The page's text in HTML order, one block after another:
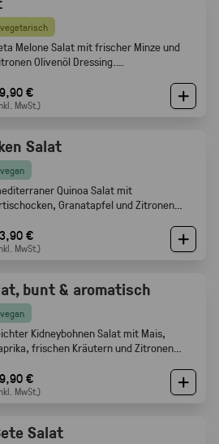
vegetarisch
Melone Salat mit frischer Minze und
Olivenöl Dressing.
· Gabelfood
€
MwSt.)
Salat
vegan
Quinoa Salat mit
Granatapfel und Zitronen
€
MwSt.)
bunt & aromatisch
vegan
Kidneybohnen Salat mit Mais,
frischen Kräutern und Zitronen
€
MwSt.)
Salat